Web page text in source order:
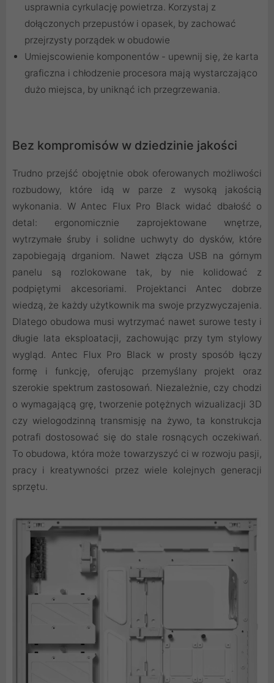
usprawnia cyrkulację powietrza. Korzystaj z
dołączonych przepustów i opasek, by zachować
przejrzysty porządek w obudowie
Umiejscowienie komponentów - upewnij się, że karta
graficzna i chłodzenie procesora mają wystarczająco
dużo miejsca, by uniknąć ich przegrzewania.
Bez kompromisów w dziedzinie jakości
Trudno przejść obojętnie obok oferowanych możliwości
rozbudowy, które idą w parze z wysoką jakością
wykonania. W Antec Flux Pro Black widać dbałość o
detal: ergonomicznie zaprojektowane wnętrze,
wytrzymałe śruby i solidne uchwyty do dysków, które
zapobiegają drganiom. Nawet złącza USB na górnym
panelu są rozlokowane tak, by nie kolidować z
podpiętymi akcesoriami. Projektanci Antec dobrze
wiedzą, że każdy użytkownik ma swoje przyzwyczajenia.
Dlatego obudowa musi wytrzymać nawet surowe testy i
długie lata eksploatacji, zachowując przy tym stylowy
wygląd. Antec Flux Pro Black w prosty sposób łączy
formę i funkcję, oferując przemyślany projekt oraz
szerokie spektrum zastosowań. Niezależnie, czy chodzi
o wymagającą grę, tworzenie potężnych wizualizacji 3D
czy wielogodzinną transmisję na żywo, ta konstrukcja
potrafi dostosować się do stale rosnących oczekiwań.
To obudowa, która może towarzyszyć ci w rozwoju pasji,
pracy i kreatywności przez wiele kolejnych generacji
sprzętu.